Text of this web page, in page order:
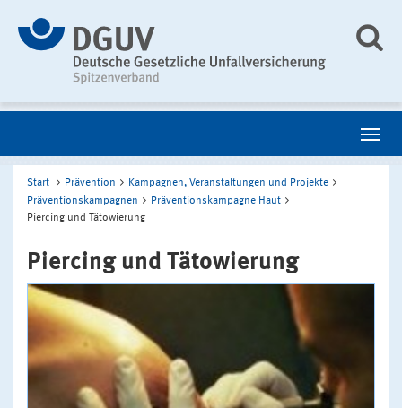
Start Prävention
Kampagnen, Veranstaltungen und Projekte
Präventionskampagnen
Präventionskampagne Haut
Piercing und Tätowierung
Piercing und Tätowierung